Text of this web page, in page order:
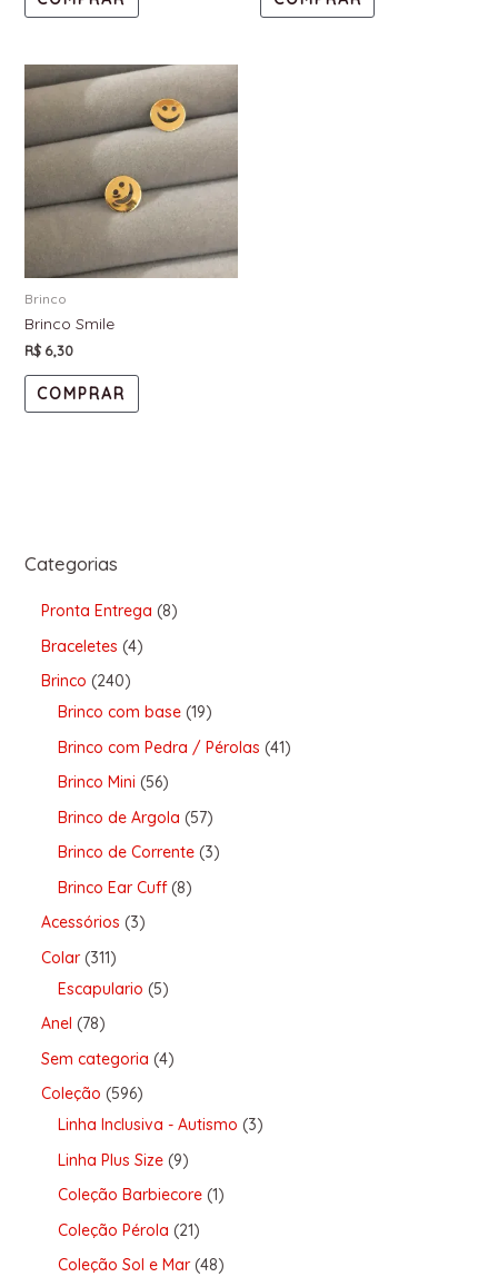
Categorias
Pronta Entrega 8
Braceletes 4
Brinco 240
Brinco com base 19
Brinco com Pedra / Pérolas 41
Brinco Mini 56
Brinco de Argola 57
Brinco de Corrente 3
Brinco Ear Cuff 8
Acessórios 3
Colar 311
Escapulario 5
Anel 78
Sem categoria 4
Coleção 596
Linha Inclusiva - Autismo 3
Linha Plus Size 9
Coleção Barbiecore 1
Coleção Pérola 21
Coleção Sol e Mar 48
Brinco
Brinco Smile
R$6,30
COMPRAR